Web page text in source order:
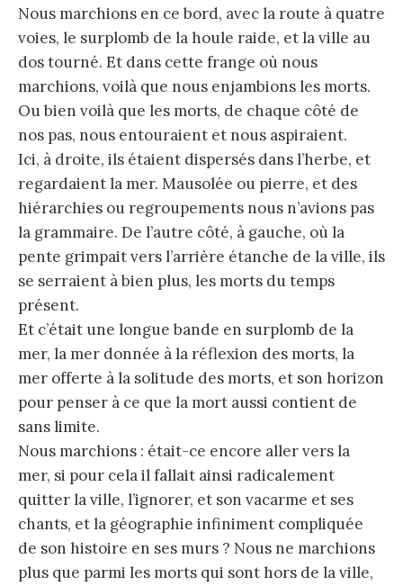
Nous marchions en ce bord, avec la route à quatre
voies, le surplomb de la houle raide, et la ville au
dos tourné. Et dans cette frange où nous
marchions, voilà que nous enjambions les morts.
Ou bien voilà que les morts, de chaque côté de
nos pas, nous entouraient et nous aspiraient.
Ici, à droite, ils étaient dispersés dans l’herbe, et
regardaient la mer. Mausolée ou pierre, et des
hiérarchies ou regroupements nous n’avions pas
la grammaire. De l’autre côté, à gauche, où la
pente grimpait vers l’arrière étanche de la ville, ils
se serraient à bien plus, les morts du temps
présent.
Et c’était une longue bande en surplomb de la
mer, la mer donnée à la réflexion des morts, la
mer offerte à la solitude des morts, et son horizon
pour penser à ce que la mort aussi contient de
sans limite.
Nous marchions : était-ce encore aller vers la
mer, si pour cela il fallait ainsi radicalement
quitter la ville, l’ignorer, et son vacarme et ses
chants, et la géographie infiniment compliquée
de son histoire en ses murs ? Nous ne marchions
plus que parmi les morts qui sont hors de la ville,